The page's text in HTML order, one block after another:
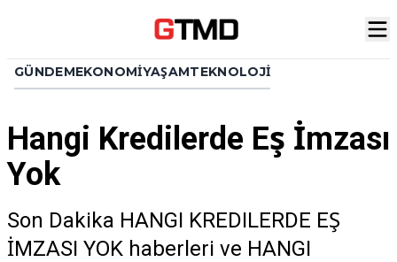
GÜNDEMEKONOMIYAŞAMTEKNOLOJI
Hangi Kredilerde Eş İmzası
Yok
Son Dakika HANGI KREDILERDE EŞ
İMZASI YOK haberleri ve HANGI